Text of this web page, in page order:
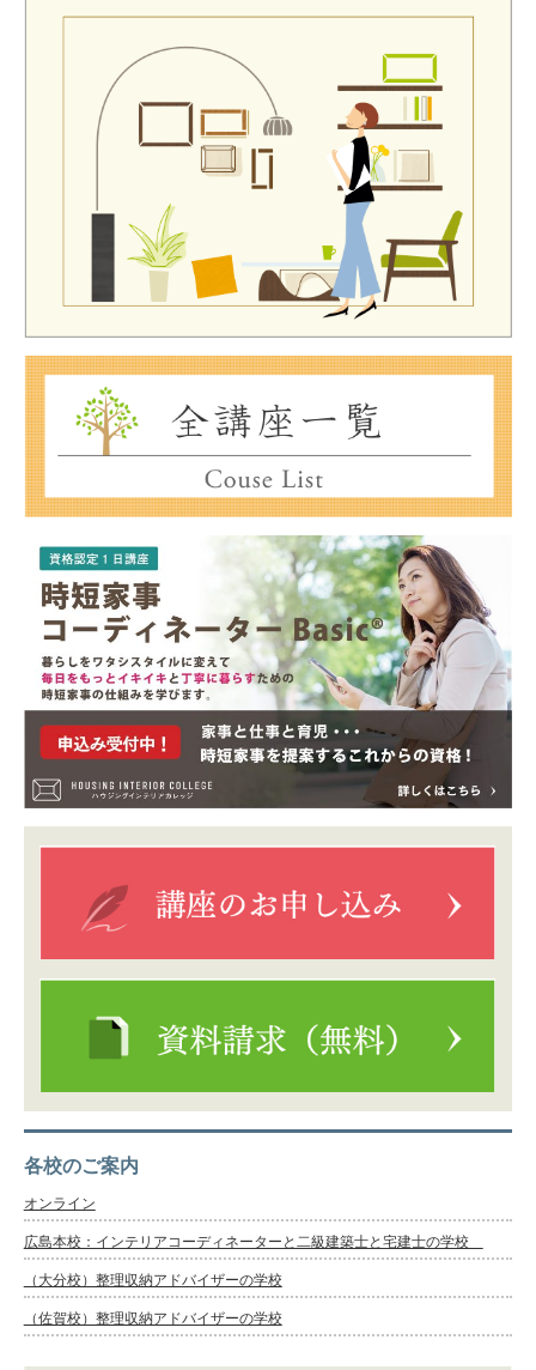
各校のご案内
オンライン
広島本校：インテリアコーディネーターと二級建築士と宅建士の学校
（大分校）整理収納アドバイザーの学校
（佐賀校）整理収納アドバイザーの学校